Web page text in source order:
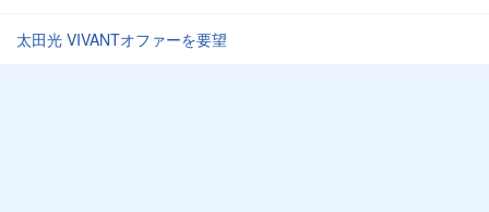
太田光 VIVANTオファーを要望